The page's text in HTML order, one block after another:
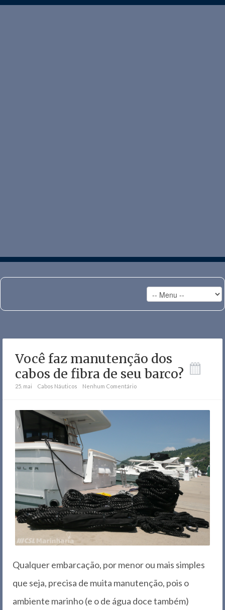
Você faz manutenção dos
cabos de fibra de seu barco?
25. mai Cabos Náuticos Nenhum Comentário
Qualquer embarcação, por menor ou mais simples
que seja, precisa de muita manutenção, pois o
ambiente marinho (e o de água doce também)